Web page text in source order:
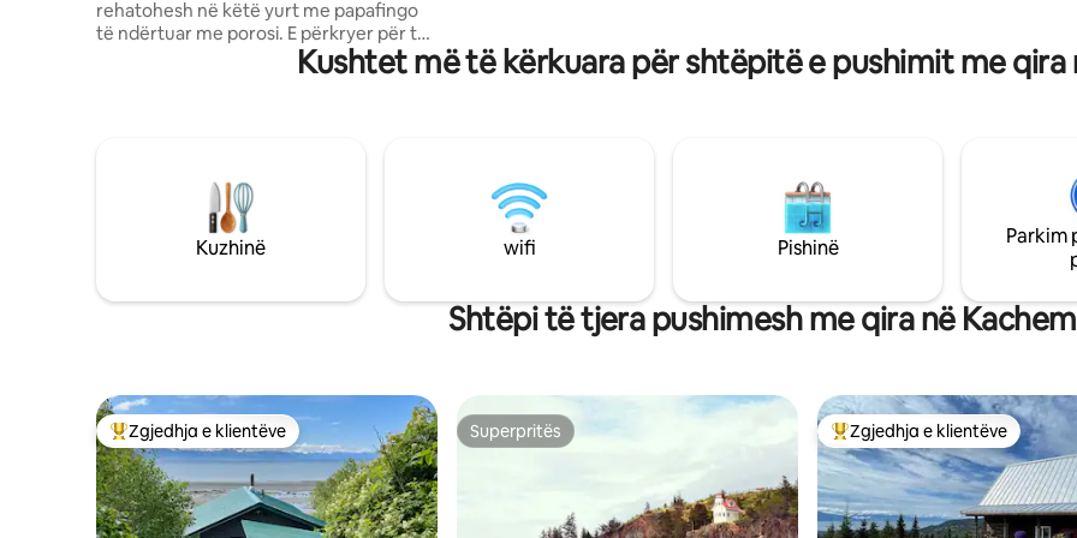
rehatohesh në këtë yurt me papafingo
të ndërtuar me porosi. E përkryer për të
vëzhguar drerët, shqiponjat, zogjtë
shtegtarë e të tjera, me pamje të
zogjve. Makina e shkrimit e viteve 1970
është në dispozicion për përdorim dhe
frymëzim. Shijo një gjumë çlodhës në një
dyshek me lateks organik. Ofrohet
jashtëm. NUK është i përshtatshëm për
pamje nga çdo dritare!
rrugët drejt kabinës të pastra
dëbora, shumicën e kohës.
Kushtet më të kërkuara për shtëpitë e pushimit me qira
Kuzhinë wifi Pishinë
Parkim
Shtëpi të tjera pushimesh me qira në
Më të mirat e zgjedhjeve të klientëve
Zgjedhja e klientëve Superpritës
Superpritës Më të mirat e zgjedhjeve të
Zgjedhja e klientëve